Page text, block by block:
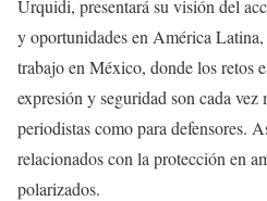
Urquidi, presentará su visión del
y oportunidades en América Latina,
trabajo en México, donde los retos
expresión y seguridad son cada vez
periodistas como para defensores.
relacionados con la protección en
polarizados.